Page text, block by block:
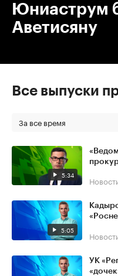
Юниаструм
Аветисяну
Все выпуски
За все время
5:34
5:05
УК